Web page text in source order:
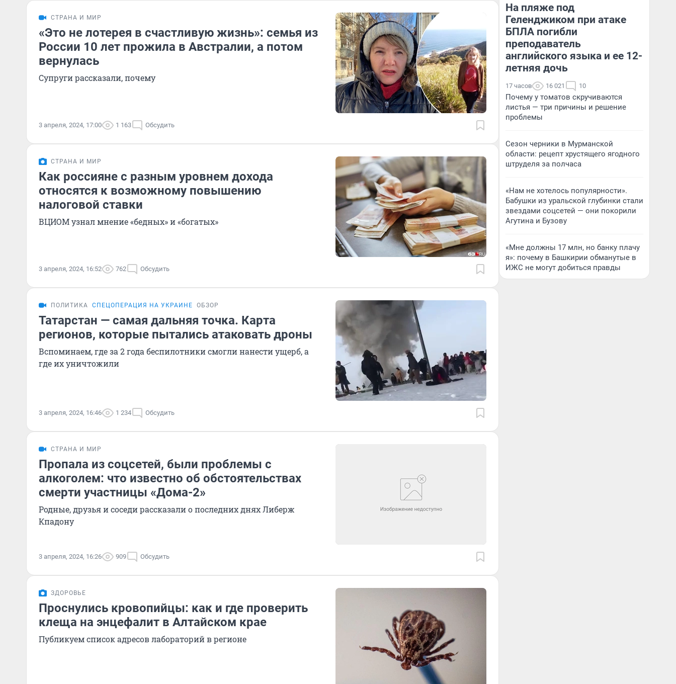
СТРАНА И МИР
«Это не лотерея в счастливую жизнь»: семья из
России 10 лет прожила в Австралии, а потом
вернулась
Супруги рассказали, почему
3 апреля, 2024, 17:00 1 163 Обсудить
СТРАНА И МИР
Как россияне с разным уровнем дохода
относятся к возможному повышению
налоговой ставки
ВЦИОМ узнал мнение «бедных» и «богатых»
3 апреля, 2024, 16:52 762 Обсудить
ПОЛИТИКА СПЕЦОПЕРАЦИЯ НА УКРАИНЕ ОБЗОР
Татарстан — самая дальняя точка. Карта
регионов, которые пытались атаковать дроны
Вспоминаем, где за 2 года беспилотники смогли нанести ущерб, а
где их уничтожили
3 апреля, 2024, 16:46 1 234 Обсудить
СТРАНА И МИР
Пропала из соцсетей, были проблемы с
алкоголем: что известно об обстоятельствах
смерти участницы «Дома-2»
Родные, друзья и соседи рассказали о последних днях Либерж
Кпадону
3 апреля, 2024, 16:26 909 Обсудить
ЗДОРОВЬЕ
Проснулись кровопийцы: как и где проверить
клеща на энцефалит в Алтайском крае
Публикуем список адресов лабораторий в регионе
На пляже под
Геленджиком при атаке
БПЛА погибли
преподаватель
английского языка и ее 12-
летняя дочь
17 часов 16 021 10
Почему у томатов скручиваются
листья — три причины и решение
проблемы
Сезон черники в Мурманской
области: рецепт хрустящего ягодного
штруделя за полчаса
«Нам не хотелось популярности».
Бабушки из уральской глубинки стали
звездами соцсетей — они покорили
Агутина и Бузову
«Мне должны 17 млн, но банку плачу
я»: почему в Башкирии обманутые в
ИЖС не могут добиться правды